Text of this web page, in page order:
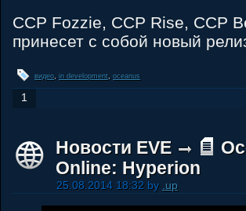
CCP Fozzie, CCP Rise, CCP
принесет с собой новый
видео, in development, oceanus
1
Новости EVE
Online: Hyperion
25.08.2014 18:32 by .up